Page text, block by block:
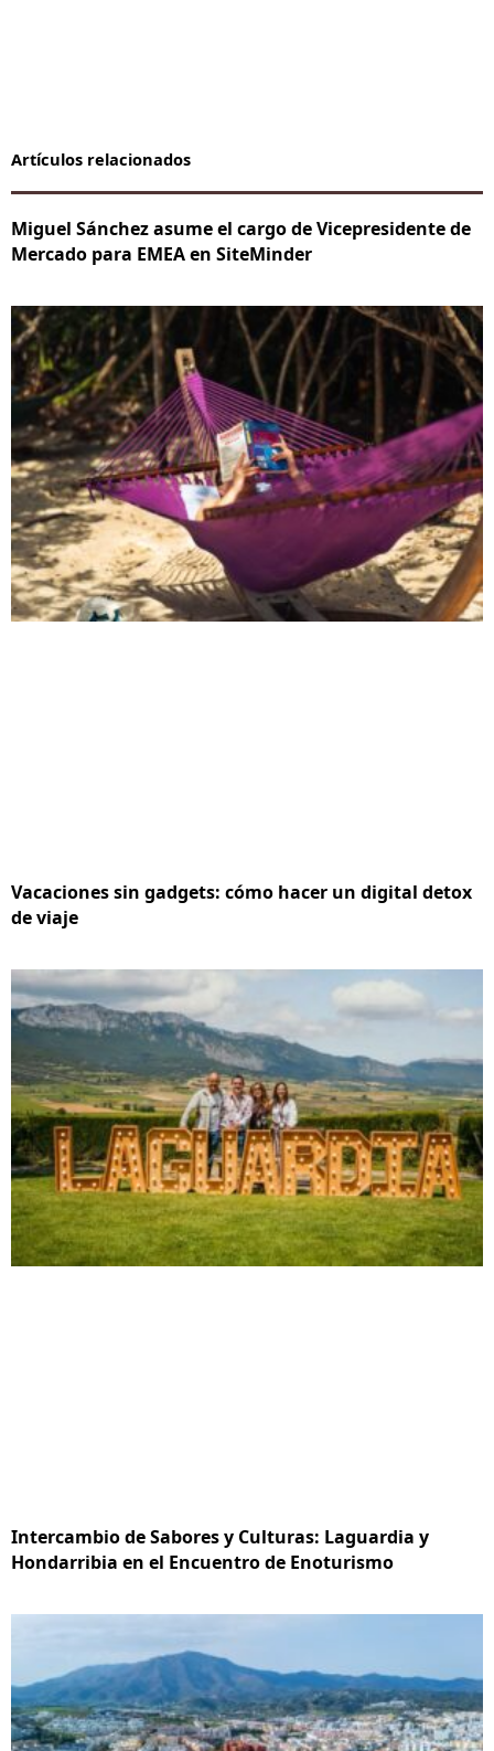
Artículos relacionados
Miguel Sánchez asume el cargo de Vicepresidente de
Mercado para EMEA en SiteMinder
Vacaciones sin gadgets: cómo hacer un digital detox
de viaje
Intercambio de Sabores y Culturas: Laguardia y
Hondarribia en el Encuentro de Enoturismo